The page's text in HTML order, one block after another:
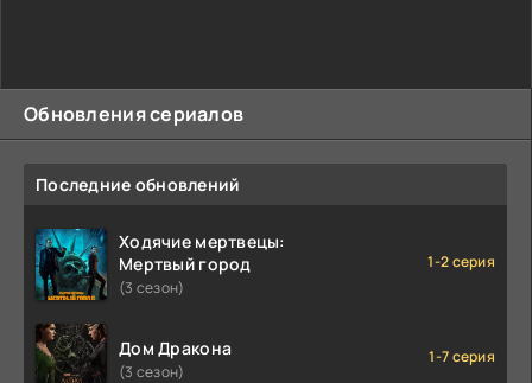
Обновления сериалов
Последние обновлений
Ходячие мертвецы:
Мертвый город
(3 сезон)
1-2 серия
Дом Дракона
(3 сезон)
1-7 серия